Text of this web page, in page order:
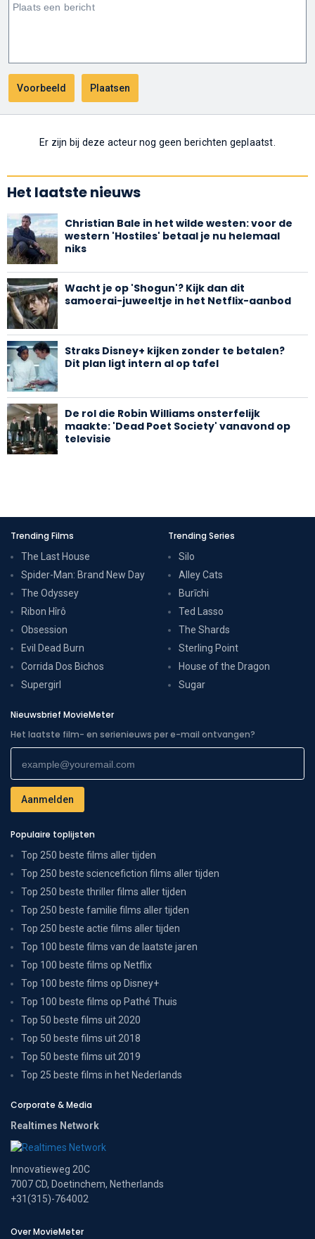
Er zijn bij deze acteur nog geen berichten geplaatst.
Het laatste nieuws
Christian Bale in het wilde westen: voor de
western 'Hostiles' betaal je nu helemaal
niks
Wacht je op 'Shogun'? Kijk dan dit
samoerai-juweeltje in het Netflix-aanbod
Straks Disney+ kijken zonder te betalen?
Dit plan ligt intern al op tafel
De rol die Robin Williams onsterfelijk
maakte: 'Dead Poet Society' vanavond op
televisie
Trending Films
The Last House
Spider-Man: Brand New Day
The Odyssey
Ribon Hîrô
Obsession
Evil Dead Burn
Corrida Dos Bichos
Supergirl
Trending Series
Silo
Alley Cats
Burīchi
Ted Lasso
The Shards
Sterling Point
House of the Dragon
Sugar
Nieuwsbrief MovieMeter
Het laatste film- en serienieuws per e-mail ontvangen?
Populaire toplijsten
Top 250 beste films aller tijden
Top 250 beste sciencefiction films aller tijden
Top 250 beste thriller films aller tijden
Top 250 beste familie films aller tijden
Top 250 beste actie films aller tijden
Top 100 beste films van de laatste jaren
Top 100 beste films op Netflix
Top 100 beste films op Disney+
Top 100 beste films op Pathé Thuis
Top 50 beste films uit 2020
Top 50 beste films uit 2018
Top 50 beste films uit 2019
Top 25 beste films in het Nederlands
Corporate & Media
Realtimes Network
Innovatieweg 20C
7007 CD, Doetinchem, Netherlands
+31(315)-764002
Over MovieMeter